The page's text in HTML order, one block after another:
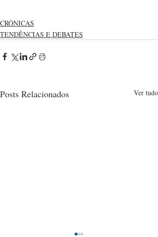
CRÔNICAS
TENDÊNCIAS E DEBATES
Posts Relacionados Ver tudo